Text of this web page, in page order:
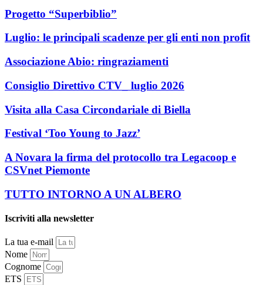
Progetto “Superbiblio”
Luglio: le principali scadenze per gli enti non profit
Associazione Abio: ringraziamenti
Consiglio Direttivo CTV_ luglio 2026
Visita alla Casa Circondariale di Biella
Festival ‘Too Young to Jazz’
A Novara la firma del protocollo tra Legacoop e
CSVnet Piemonte
TUTTO INTORNO A UN ALBERO
Iscriviti alla newsletter
La tua e-mail
Nome
Cognome
ETS